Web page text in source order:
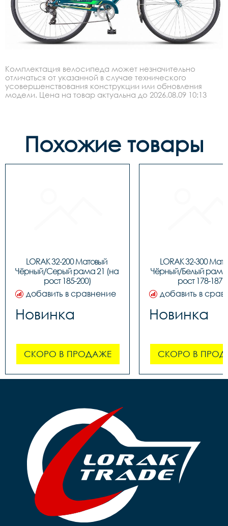
Комплектация велосипеда может незначительно
отличаться от указанной в случае технического
усовершенствования конструкции или обновления
модели. Цена на товар актуальна до 2026.08.09 10:13
Похожие товары
LORAK 32-200 Матовый
Чёрный/Серый рама 21 (на
рост 185-200)
добавить в сравнение
Новинка
СКОРО В ПРОДАЖЕ
LORAK 32-300
Чёрный/Белый рама
рост 178-187)
добавить в
Новинка
СКОРО В